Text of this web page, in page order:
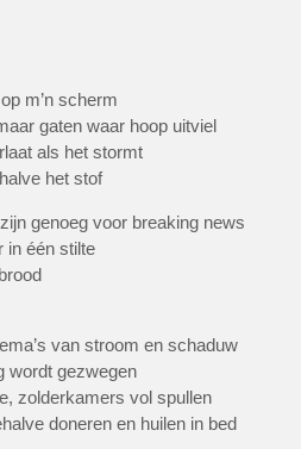
m’n scherm
gaten waar hoop uitviel
als het stormt
het stof
genoeg voor breaking news
in één stilte
van stroom en schaduw
wordt gezwegen
zolderkamers vol spullen
doneren en huilen in bed